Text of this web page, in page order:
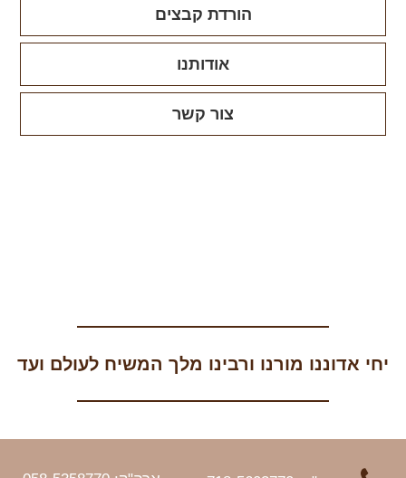
הורדת קבצים
אודותנו
צור קשר
יחי אדוננו מורנו ורבינו מלך המשיח לעולם ועד